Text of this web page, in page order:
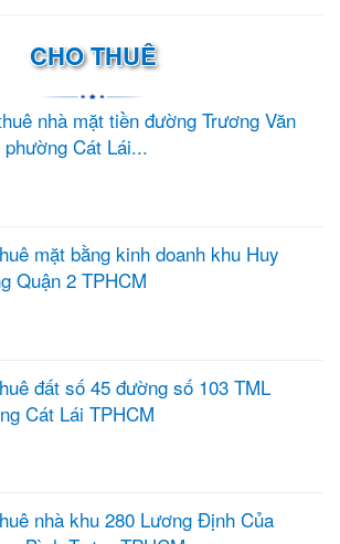
CHO THUÊ
nhà mặt tiền đường Trương Văn
phường Cát Lái...
mặt bằng kinh doanh khu Huy
Quận 2 TPHCM
đất số 45 đường số 103 TML
Cát Lái TPHCM
nhà khu 280 Lương Định Của